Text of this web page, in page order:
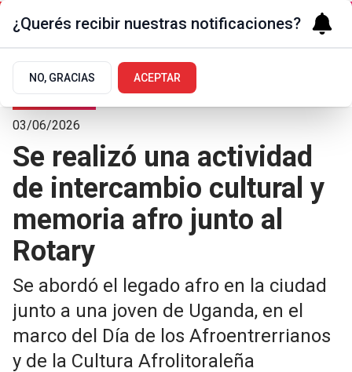
Arte y Cultura
03/06/2026
Se realizó una actividad
de intercambio cultural y
memoria afro junto al
Rotary
Se abordó el legado afro en la ciudad
junto a una joven de Uganda, en el
marco del Día de los Afroentrerrianos
y de la Cultura Afrolitoraleña
¿Querés recibir nuestras notificaciones?
NO, GRACIAS ACEPTAR